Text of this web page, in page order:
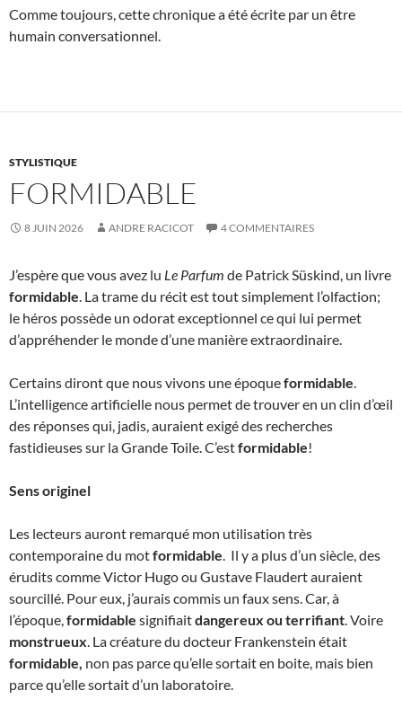
Comme toujours, cette chronique a été écrite par un être
humain conversationnel.
STYLISTIQUE
FORMIDABLE
8 JUIN 2026 ANDRE RACICOT 4 COMMENTAIRES
J’espère que vous avez lu Le Parfum de Patrick Süskind, un livre
formidable. La trame du récit est tout simplement l’olfaction;
le héros possède un odorat exceptionnel ce qui lui permet
d’appréhender le monde d’une manière extraordinaire.
Certains diront que nous vivons une époqueformidable.
L’intelligence artificielle nous permet de trouver en un clin d’œil
des réponses qui, jadis, auraient exigé des recherches
fastidieuses sur la Grande Toile. C’estformidable!
Sens originel
Les lecteurs auront remarqué mon utilisation très
contemporaine du motformidable. Il y a plus d’un siècle, des
érudits comme Victor Hugo ou Gustave Flaudert auraient
sourcillé. Pour eux, j’aurais commis un faux sens. Car, à
l’époque,formidable signifiaitdangereux ou terrifiant. Voire
monstrueux. La créature du docteur Frankenstein était
formidable, non pas parce qu’elle sortait en boite, mais bien
parce qu’elle sortait d’un laboratoire.